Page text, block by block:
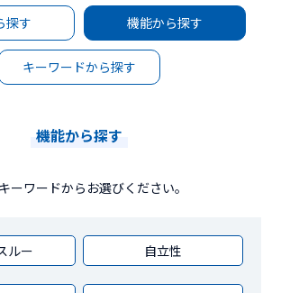
探す 機能から探す
キーワードから探す
機能から探す
ーワードからお選びください。
ルー 自立性